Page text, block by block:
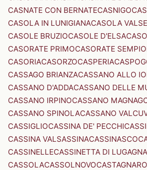
CASNATE CON BERNATECASNIGO
CASOLA IN LUNIGIANACASOLA
CASOLE BRUZIOCASOLE D'ELSA
CASORATE PRIMOCASORATE
CASORIACASORZOCASPERIA
CASSAGO BRIANZACASSANO ALLO
CASSANO D'ADDACASSANO DELLE
CASSANO IRPINOCASSANO
CASSANO SPINOLACASSANO
CASSIGLIOCASSINA DE' PECCHI
CASSINA VALSASSINACASSINASCO
CASSINELLECASSINETTA DI
CASSOLACASSOLNOVOCASTAGNARO